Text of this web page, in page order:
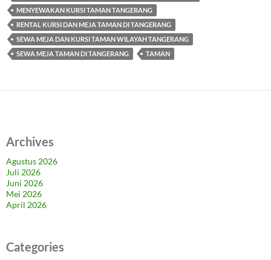
MENYEWAKAN KURSI TAMAN TANGERANG
RENTAL KURSI DAN MEJA TAMAN DI TANGERANG
SEWA MEJA DAN KURSI TAMAN WILAYAH TANGERANG
SEWA MEJA TAMAN DI TANGERANG
TAMAN
Archives
Agustus 2026
Juli 2026
Juni 2026
Mei 2026
April 2026
Categories